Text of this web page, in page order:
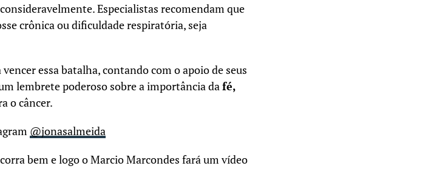
Especialistas recomendam que
crônica ou dificuldade respiratória, seja
essa batalha, contando com o apoio de seus
lembrete poderoso sobre a importância dafé,
o câncer.
@jonasalmeida
bem e logo o Marcio Marcondes fará um vídeo